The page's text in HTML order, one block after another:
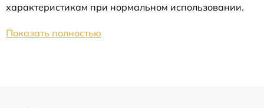
характеристикам при нормальном использовании.
Показать полностью